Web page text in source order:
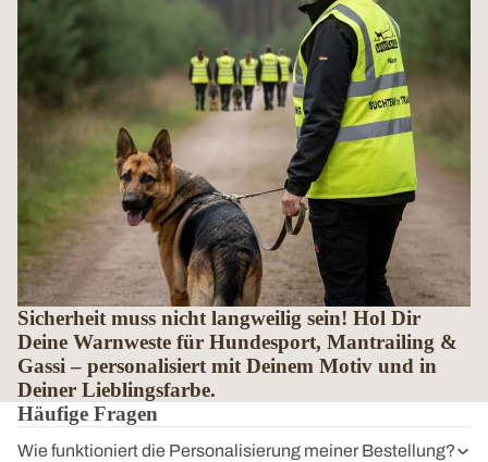
Sicherheit muss nicht langweilig sein! Hol Dir
Deine Warnweste für Hundesport, Mantrailing &
Gassi – personalisiert mit Deinem Motiv und in
Deiner Lieblingsfarbe.
Häufige Fragen
Wie funktioniert die Personalisierung meiner Bestellung?